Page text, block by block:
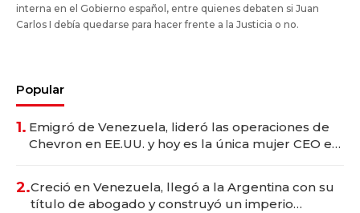
interna en el Gobierno español, entre quienes debaten si Juan
Carlos I debía quedarse para hacer frente a la Justicia o no.
Popular
1. Emigró de Venezuela, lideró las operaciones de
Chevron en EE.UU. y hoy es la única mujer CEO en
2.Creció en Venezuela, llegó a la Argentina con su
título de abogado y construyó un imperio